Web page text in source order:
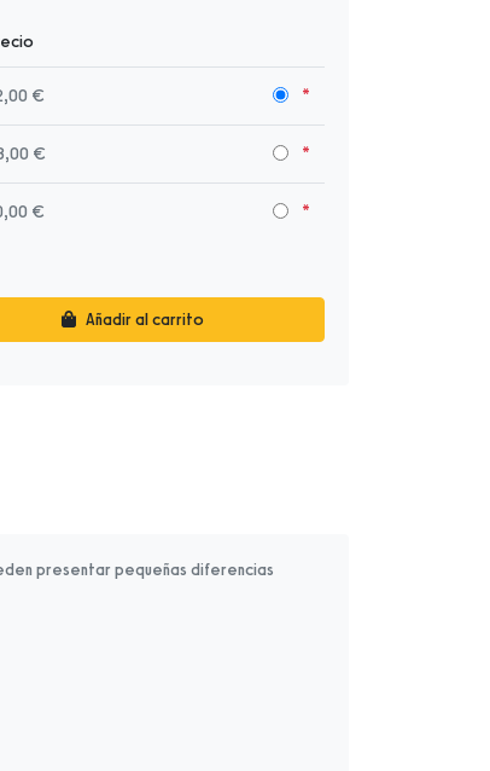
€
€
€
Añadir al carrito
presentar pequeñas diferencias